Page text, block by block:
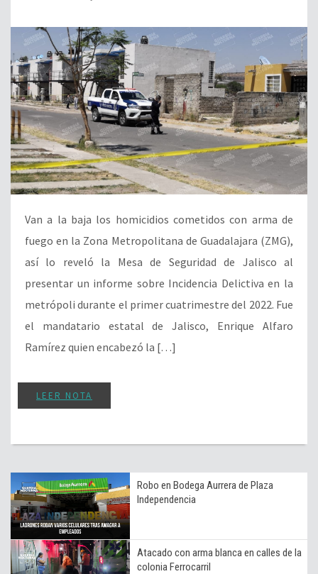
Van a la baja los homicidios cometidos con arma de
fuego en la Zona Metropolitana de Guadalajara (ZMG),
así lo reveló la Mesa de Seguridad de Jalisco al
presentar un informe sobre Incidencia Delictiva en la
metrópoli durante el primer cuatrimestre del 2022. Fue
el mandatario estatal de Jalisco, Enrique Alfaro
Ramírez quien encabezó la […]
LEER NOTA
Robo en Bodega Aurrera de Plaza
Independencia
Atacado con arma blanca en calles de la
colonia Ferrocarril